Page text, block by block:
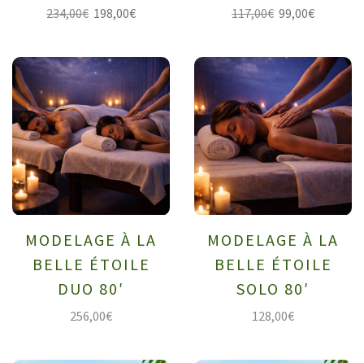
234,00€ 198,00€ 117,00€ 99,00€
MODELAGE À LA
BELLE ÉTOILE
DUO 80′
256,00€
MODELAGE À LA
BELLE ÉTOILE
SOLO 80′
128,00€